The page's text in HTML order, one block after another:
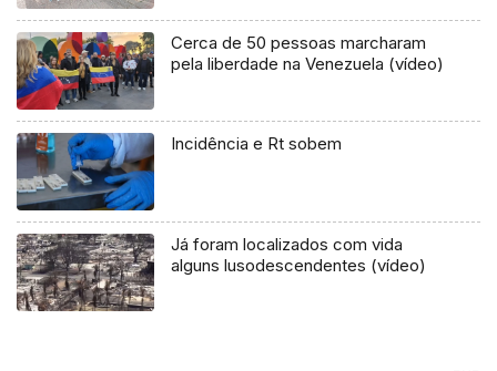
Cerca de 50 pessoas marcharam
pela liberdade na Venezuela (vídeo)
Incidência e Rt sobem
Já foram localizados com vida
alguns lusodescendentes (vídeo)